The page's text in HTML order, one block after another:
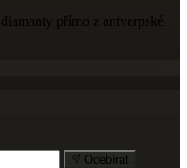
přímo z antverpské
Odebírat